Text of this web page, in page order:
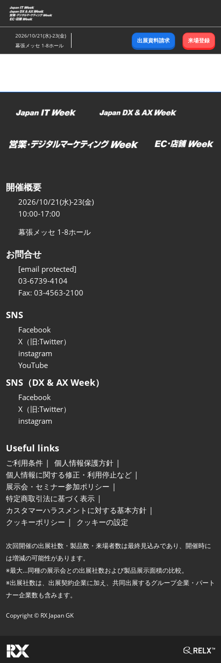
ス
キ
ッ
し
む
2026/10/21(水)-23(金)
幕張メッセ 1-8ホール
出展資料請求 来場登録
開催概要
2026/10/21(水)-23(金)
10:00-17:00
幕張メッセ 1-8ホール
お問合せ
[email protected]
03-6739-4104
Fax: 03-4563-2100
SNS
Facebook
X（旧:Twitter）
instagram
YouTube
SNS（DX & AX Week）
Facebook
X（旧:Twitter）
instagram
Useful links
ご利用条件
個人情報保護方針
個人情報に関する修正・利用停止など
展示会・セミナー参加ポリシー
特定商取引法に基づく表示
カスタマーハラスメントに対する基本方針
クッキーポリシー
クッキーの設定
次回開催の出展社数・製品数・来場者数は最終見込みであり、開催時に
は増減の可能性があります。
※最大…同種の展示会との出展社数および製品展示面積の比較。
※出展社数は、出展契約企業に加え、共同出展するグループ企業・パート
ナー企業数も含みます。
Copyright © RX Japan GK